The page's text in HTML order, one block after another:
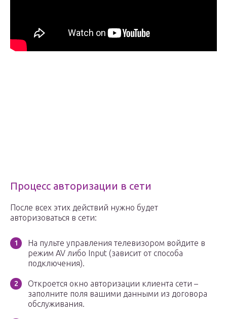
Процесс авторизации в сети
После всех этих действий нужно будет
авторизоваться в сети:
На пульте управления телевизором войдите в
режим AV либо Input (зависит от способа
подключения).
Откроется окно авторизации клиента сети –
заполните поля вашими данными из договора
обслуживания.